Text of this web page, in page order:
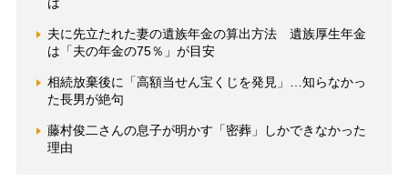
夫に先立たれた妻の遺族年金の算出方法 遺族厚生年金
は「夫の年金の75％」が目安
相続放棄後に「高額当せん宝くじを発見」…知らなかっ
た長男が絶句
藤村俊二さんの息子が明かす「密葬」しかできなかった
理由